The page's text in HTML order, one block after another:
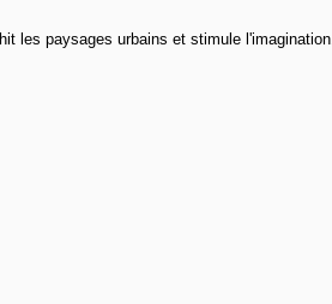
les paysages urbains et stimule l'imagination.